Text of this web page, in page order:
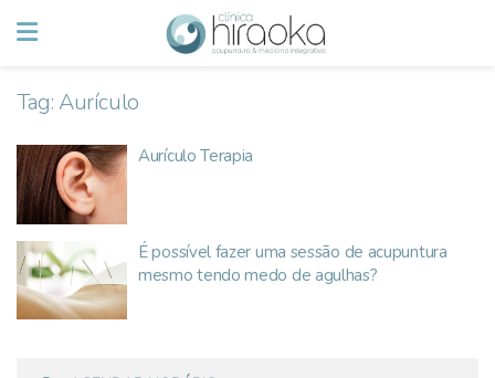
Tag: Aurículo
Aurículo Terapia
É possível fazer uma sessão de acupuntura
mesmo tendo medo de agulhas?